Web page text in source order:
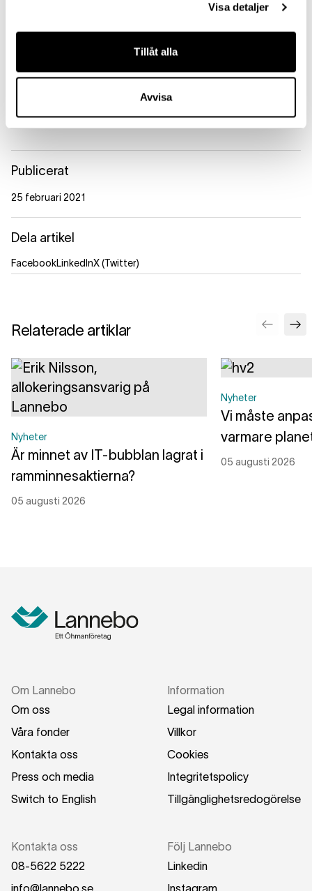
Visa detaljer
Tillåt alla
Avvisa
pengar du investerar i fonder kan både öka och minska i värde och
Publicerat
25 februari 2021
Dela artikel
FacebookLinkedInX (Twitter)
Relaterade artiklar
Nyheter
Är minnet av IT-bubblan lagrat i
ramminnesaktierna?
05 augusti 2026
Nyheter
Vi måste
varmare
05 augusti 2026
Om Lannebo
Om oss
Våra fonder
Kontakta oss
Press och media
Switch to English
Information
Legal information
Villkor
Cookies
Integritetspolicy
Tillgänglighetsredogörelse
Kontakta oss
08-5622 5222
info@lannebo.se
Följ Lannebo
Linkedin
Instagram